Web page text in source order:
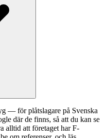
— för plåtslagare på Svenska
där de finns, så att du kan se
alltid att företaget har F-